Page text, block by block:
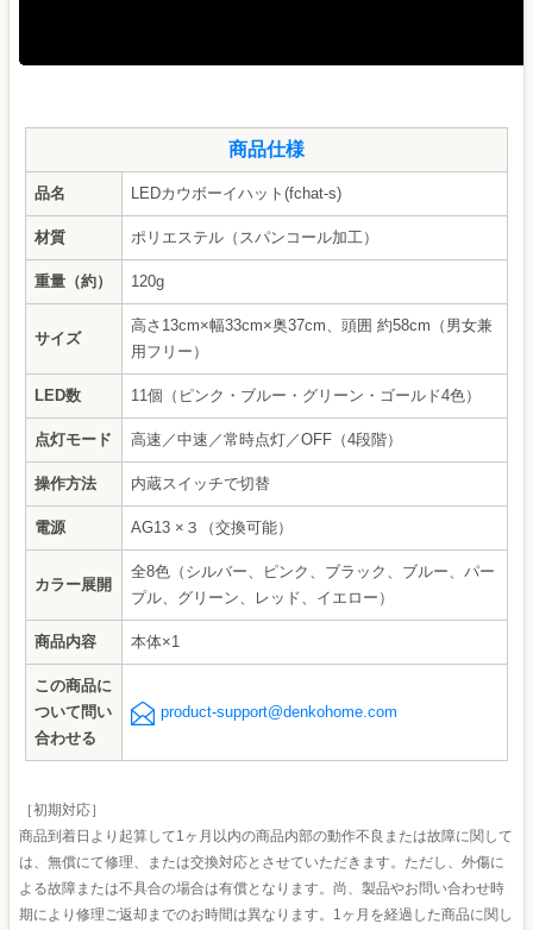
商品仕様
品名 LEDカウボーイハット(fchat-s)
材質 ポリエステル（スパンコール加工）
重量（約） 120g
サイズ
高さ13cm×幅33cm×奥37cm、頭囲 約58cm（男女兼
用フリー）
LED数 11個（ピンク・ブルー・グリーン・ゴールド4色）
点灯モード 高速／中速／常時点灯／OFF（4段階）
操作方法 内蔵スイッチで切替
電源 AG13 ×３（交換可能）
カラー展開
全8色（シルバー、ピンク、ブラック、ブルー、パー
プル、グリーン、レッド、イエロー）
商品内容 本体×1
この商品に
ついて問い
合わせる
product-support@denkohome.com
［初期対応］
商品到着日より起算して1ヶ月以内の商品内部の動作不良または故障に関して
は、無償にて修理、または交換対応とさせていただきます。ただし、外傷に
よる故障または不具合の場合は有償となります。尚、製品やお問い合わせ時
期により修理ご返却までのお時間は異なります。1ヶ月を経過した商品に関し